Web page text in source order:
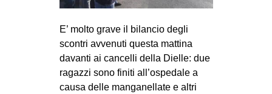
E’ molto grave il bilancio degli
scontri avvenuti questa mattina
davanti ai cancelli della Dielle: due
ragazzi sono finiti all’ospedale a
causa delle manganellate e altri